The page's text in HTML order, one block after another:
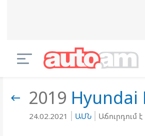
 2019 Hyundai
24.02.2021 ԱՄՆ Աճուրդում է